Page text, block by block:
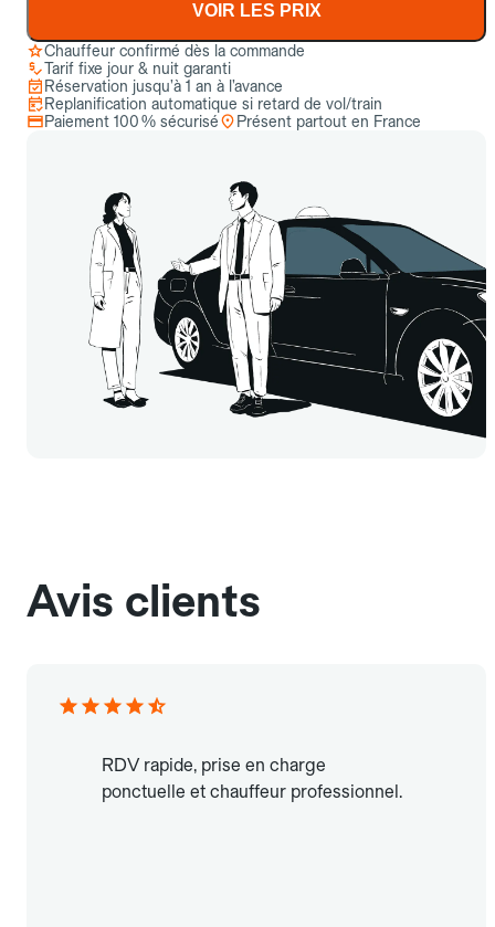
VOIR LES PRIX
Chauffeur confirmé dès la commande
Tarif fixe jour & nuit garanti
Réservation jusqu’à 1 an à l’avance
Replanification automatique si retard de vol/train
Paiement 100 % sécurisé
Présent partout en France
Avis clients
RDV rapide, prise en charge
ponctuelle et chauffeur professionnel.